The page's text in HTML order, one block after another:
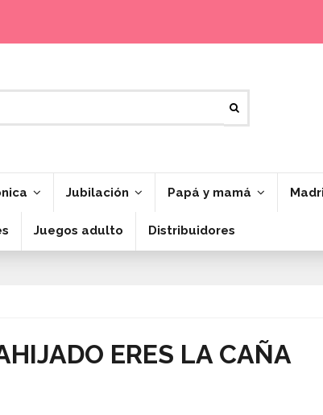
Jubilación Papá y mamá
Juegos adulto Distribuidores
ERES LA CAÑA